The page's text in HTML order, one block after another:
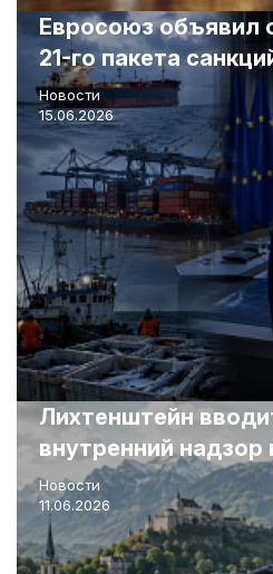
Евросоюз объявил
21-го пакета
Новости
15.06.2026
Лихтенштейн
внутренний надзор
Новости
11.06.2026